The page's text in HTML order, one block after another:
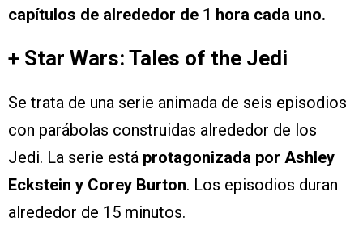
capítulos de alrededor de 1 hora cada uno.
+ Star Wars: Tales of the Jedi
Se trata de una serie animada de seis episodios
con parábolas construidas alrededor de los
Jedi. La serie está protagonizada por Ashley
Eckstein y Corey Burton. Los episodios duran
alrededor de 15 minutos.